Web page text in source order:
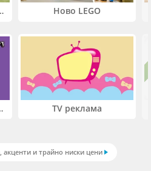
INTEX и вземи -33%
LEGO® Minecraft и вземи -27%
Ново LEGO
TV реклама
и трайно ниски цени